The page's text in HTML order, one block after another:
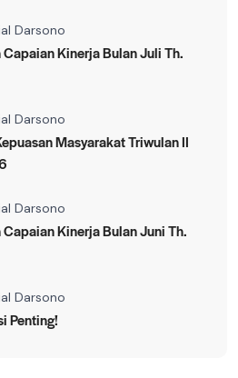
Darsono
Kinerja Bulan Juli Th.
Darsono
Masyarakat Triwulan II
Darsono
Kinerja Bulan Juni Th.
Darsono
Penting!